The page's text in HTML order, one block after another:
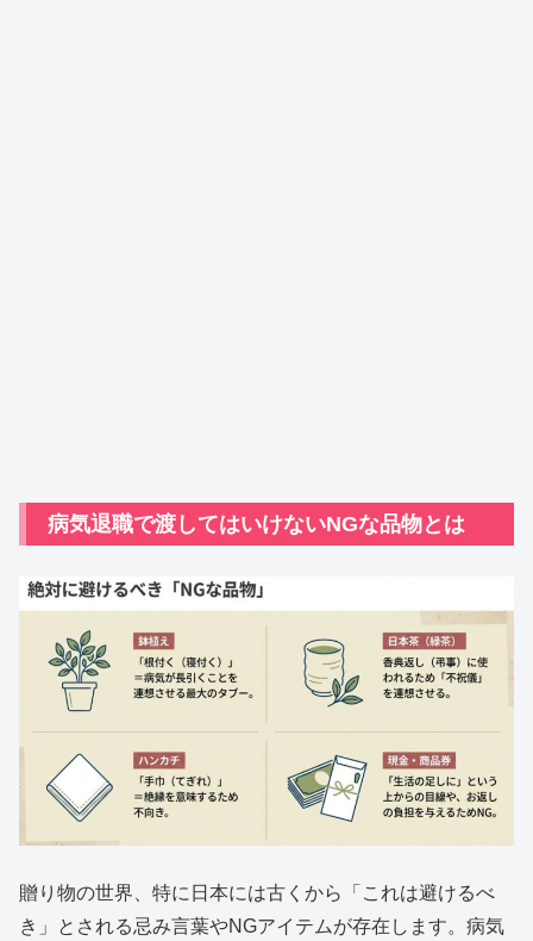
病気退職で渡してはいけないNGな品物とは
贈り物の世界、特に日本には古くから「これは避けるべ
き」とされる忌み言葉やNGアイテムが存在します。病気